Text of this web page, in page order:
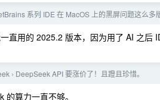
系列 IDE 在 MacOS 上的黑屏问题这么多
直用的 2025.2 版本，因为用了 AI 之后
› DeepSeek API 要涨价了！且蹬且珍惜。
算力一直不够。